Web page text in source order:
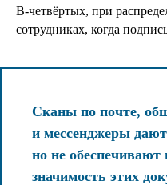
В‑четвёртых, при
сотрудниках, когда
Сканы по почте,
и мессенджеры
но не
значимость этих